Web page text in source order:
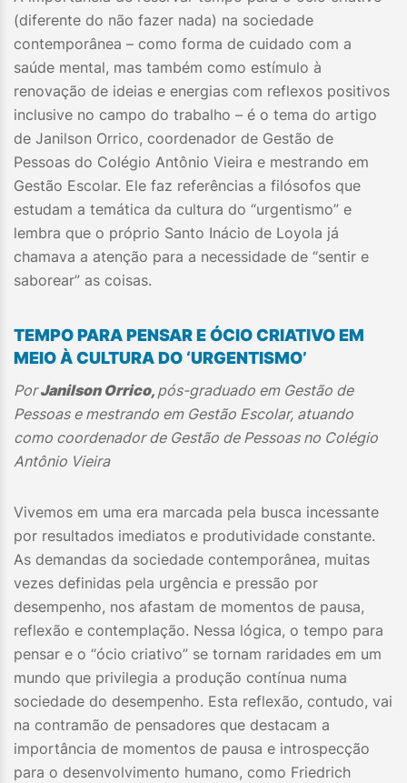
(diferente do não fazer nada) na sociedade
contemporânea – como forma de cuidado com a
saúde mental, mas também como estímulo à
renovação de ideias e energias com reflexos positivos
inclusive no campo do trabalho – é o tema do artigo
de Janilson Orrico, coordenador de Gestão de
Pessoas do Colégio Antônio Vieira e mestrando em
Gestão Escolar. Ele faz referências a filósofos que
estudam a temática da cultura do “urgentismo” e
lembra que o próprio Santo Inácio de Loyola já
chamava a atenção para a necessidade de “sentir e
saborear” as coisas.
TEMPO PARA PENSAR E ÓCIO CRIATIVO EM
MEIO À CULTURA DO ‘URGENTISMO’
PorJanilson Orrico, pós-graduado em Gestão de
Pessoas e mestrando em Gestão Escolar, atuando
como coordenador de Gestão de Pessoas no Colégio
Antônio Vieira
Vivemos em uma era marcada pela busca incessante
por resultados imediatos e produtividade constante.
As demandas da sociedade contemporânea, muitas
vezes definidas pela urgência e pressão por
desempenho, nos afastam de momentos de pausa,
reflexão e contemplação. Nessa lógica, o tempo para
pensar e o “ócio criativo” se tornam raridades em um
mundo que privilegia a produção contínua numa
sociedade do desempenho. Esta reflexão, contudo, vai
na contramão de pensadores que destacam a
importância de momentos de pausa e introspecção
para o desenvolvimento humano, como Friedrich